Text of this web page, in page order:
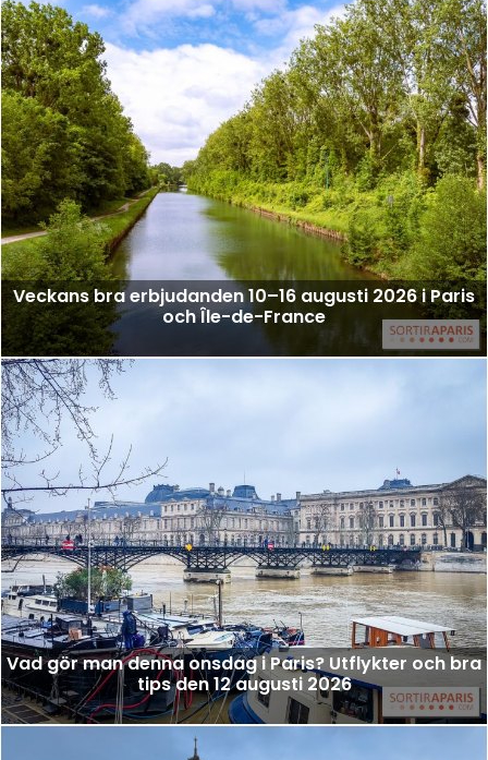
Veckans bra erbjudanden 10–16 augusti 2026 i Paris
och Île-de-France
Vad gör man denna onsdag i Paris? Utflykter och bra
tips den 12 augusti 2026